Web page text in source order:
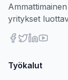
yritykset
Työkalut